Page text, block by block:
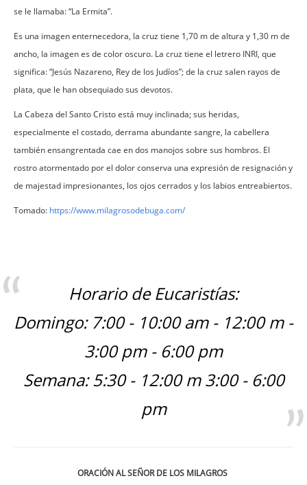
se le llamaba: “La Ermita”.
Es una imagen enternecedora, la cruz tiene 1,70 m de altura y 1,30 m de
ancho, la imagen es de color oscuro. La cruz tiene el letrero INRI, que
significa: “Jesús Nazareno, Rey de los Judíos”; de la cruz salen rayos de
plata, que le han obsequiado sus devotos.
La Cabeza del Santo Cristo está muy inclinada; sus heridas,
especialmente el costado, derrama abundante sangre, la cabellera
también ensangrentada cae en dos manojos sobre sus hombros. El
rostro atormentado por el dolor conserva una expresión de resignación y
de majestad impresionantes, los ojos cerrados y los labios entreabiertos.
Tomado: https://www.milagrosodebuga.com/
Horario de Eucaristías:
Domingo: 7:00 - 10:00 am - 12:00 m -
3:00 pm - 6:00 pm
Semana: 5:30 - 12:00 m 3:00 - 6:00
pm
ORACIÓN AL SEÑOR DE LOS MILAGROS